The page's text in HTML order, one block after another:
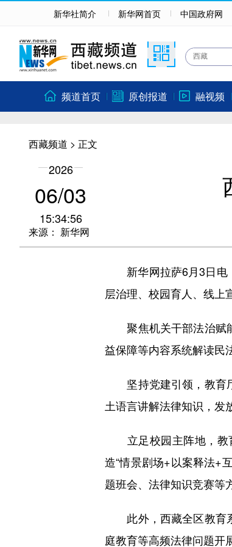
新华社简介 新华网首页 中国政府网
频道首页 原创报道 融视频
西藏频道 > 正文
2026
06/03
15:34:56
来源： 新华网
新华网拉萨6月3日电
层治理、校园育人、线上
聚焦机关干部法治赋能
益保障等内容系统解读民
坚持党建引领，教育厅
土语言讲解法律知识，发
立足校园主阵地，教
造“情景剧场+以案释法+
题班会、法律知识竞赛等
此外，西藏全区教育系
庭教育等高频法律问题开